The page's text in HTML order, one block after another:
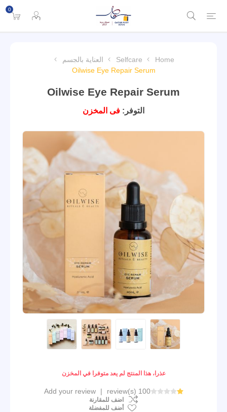
0
Home
Selfcare
العناية بالجسم
Oilwise Eye Repair Serum
Oilwise Eye Repair Serum
التوفر: فى المخزن
عذرا، هذا المنتج لم يعد متوفرا في المخزن
100 review(s)
|
Add your review
اضف للمقارنة
أضف للمفضلة